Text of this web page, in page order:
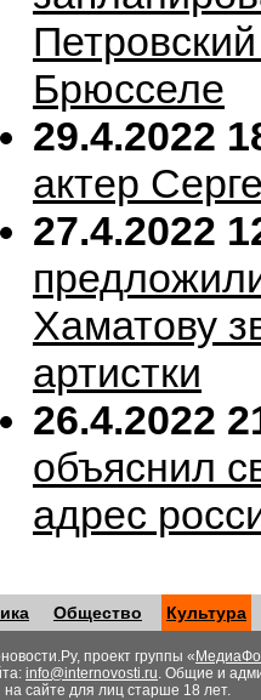
Брюсселе
29.4.2022
актер
27.4.2022
Хаматову
артистки
26.4.2022
объяснил
адрес
Общество Культура
проект группы «
info@internovosti.ru. Общие и
сайте для лиц старше 18 лет.